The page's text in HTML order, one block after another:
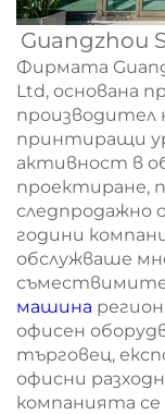
Guangzhou
Фирмата
Ltd, основана
производител
принтиращи
активност в
проектиране,
следпродажно
години
обслужваше
съмествимите
машина
офисен
търговец,
офисни
компанията